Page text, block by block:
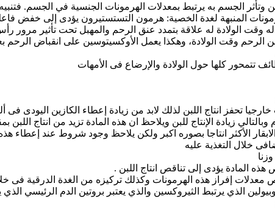
وتأثر الجسم به يرتبط بمعدلات الهرمونات الجنسية في الجسم.
المنبهة لغدة الخصية: هرمون التستستيرون يؤدى إلى خفض
وقت الولادة له علاقة بتمدد عنق الرحم والمهبل تحت تأثير
الرحم وقت الولادة، وهكذا يعمل الأوكسيتوسين على انقباض الرحم
تتمحور كلها حول الولادة والإرضاع فى الأمهات
تحفز انتاج اللبن لذلك لابد من زيادة إعطاء الكازين اليودى فى
الأكثر انتاجا بصوره اكبر ولكن يلاحظ وجود شروط عند إعطاء
خلال التغذية عليه
هذه المادة يؤدى إلى تناقص انتاج اللبن .
معدلات إفراز هذه الهرمونات وكذلك تركيزه من الغدة الدرقية فى
الذي يرتبط الثيروكسين والذي يعتبر بروتين الدم الرئيسي